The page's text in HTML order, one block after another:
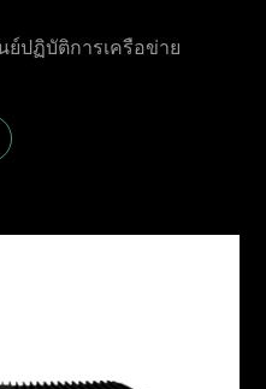
ย์ปฏิบัติการเครือข่าย
ปฏิบัติการร่วม (JOC), ศูนย์
นย์ปฏิบัติการจราจร (toc)